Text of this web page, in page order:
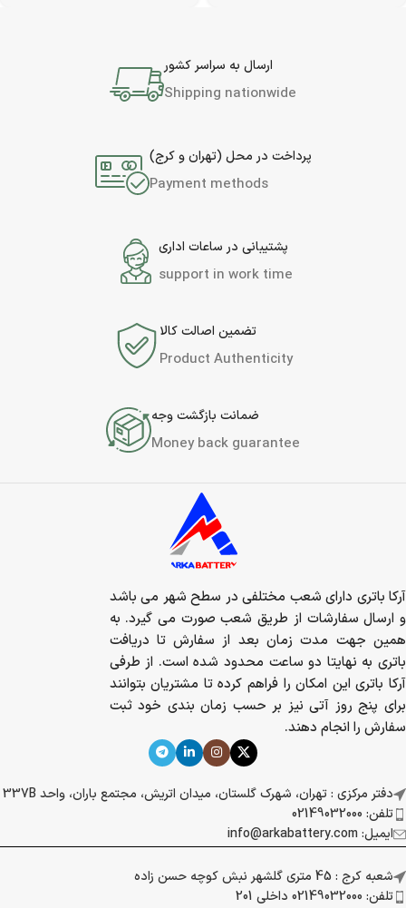
ارسال به سراسر کشور
Shipping nationwide
پرداخت در محل (تهران و کرج)
Payment methods
پشتیبانی در ساعات اداری
support in work time
تضمین اصالت کالا
Product Authenticity
ضمانت بازگشت وجه
Money back guarantee
آرکا باتری دارای شعب مختلفی در سطح شهر می باشد
و ارسال سفارشات از طریق شعب صورت می گیرد. به
همین جهت مدت زمان بعد از سفارش تا دریافت
باتری به نهایتا دو ساعت محدود شده است. از طرفی
آرکا باتری این امکان را فراهم کرده تا مشتریان بتوانند
برای پنج روز آتی نیز بر حسب زمان بندی خود ثبت
سفارش را انجام دهند.
دفتر مرکزی : تهران، شهرک گلستان، میدان اتریش، مجتمع باران، واحد 337B
تلفن: 02149032000
ایمیل: info@arkabattery.com
شعبه کرج : 45 متری گلشهر نبش کوچه حسن زاده
تلفن: 02149032000 داخلی 201